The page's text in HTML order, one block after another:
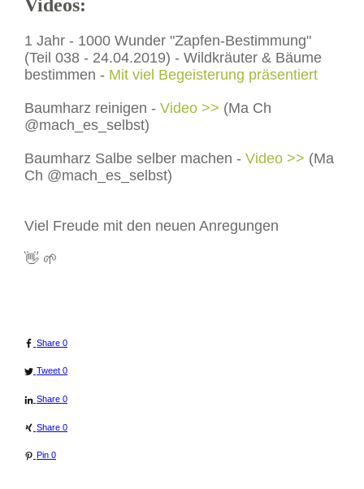
Videos:
1 Jahr - 1000 Wunder "Zapfen-Bestimmung"
(Teil 038 - 24.04.2019) - Wildkräuter & Bäume
bestimmen - Mit viel Begeisterung präsentiert
Baumharz reinigen - Video >> (Ma Ch
@mach_es_selbst)
Baumharz Salbe selber machen - Video >> (Ma
Ch @mach_es_selbst)
Viel Freude mit den neuen Anregungen
👋 🌱
Share 0
Tweet 0
Share 0
Share 0
Pin 0